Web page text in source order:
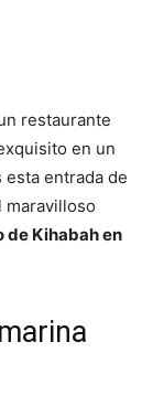
restaurante
en un
esta entrada de
maravilloso
de Kihabah en